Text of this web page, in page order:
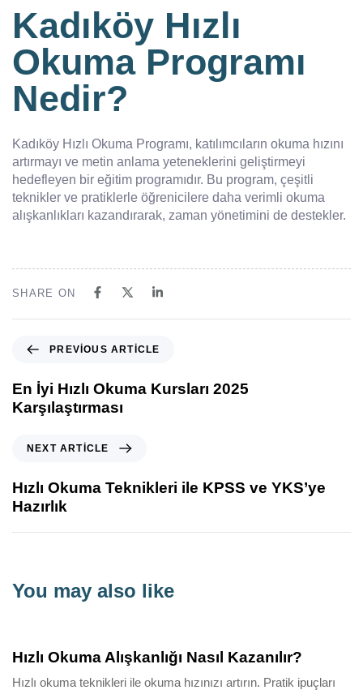
Kadıköy Hızlı
Okuma Programı
Nedir?
Kadıköy Hızlı Okuma Programı, katılımcıların okuma hızını
artırmayı ve metin anlama yeteneklerini geliştirmeyi
hedefleyen bir eğitim programıdır. Bu program, çeşitli
teknikler ve pratiklerle öğrenicilere daha verimli okuma
alışkanlıkları kazandırarak, zaman yönetimini de destekler.
SHARE ON
PREVIOUS ARTICLE
En İyi Hızlı Okuma Kursları 2025
Karşılaştırması
NEXT ARTICLE
Hızlı Okuma Teknikleri ile KPSS ve YKS’ye
Hazırlık
You may also like
Hızlı Okuma Alışkanlığı Nasıl Kazanılır?
Hızlı okuma teknikleri ile okuma hızınızı artırın. Pratik ipuçları